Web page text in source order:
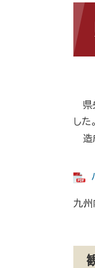
文
県
した。
造
九州